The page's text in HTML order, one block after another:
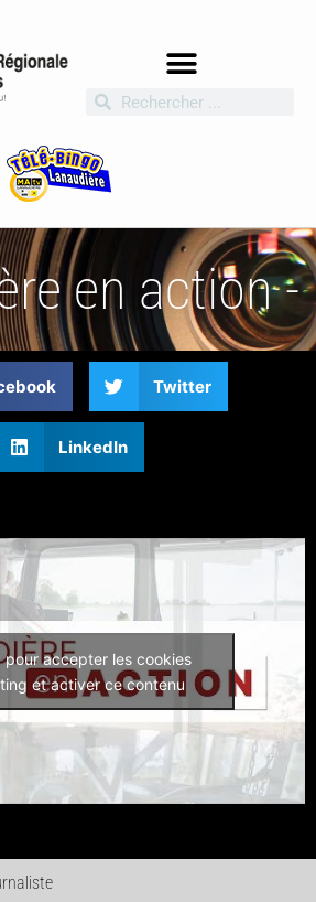
en action -
Twitter
LinkedIn
pour accepter les cookies
et activer ce contenu